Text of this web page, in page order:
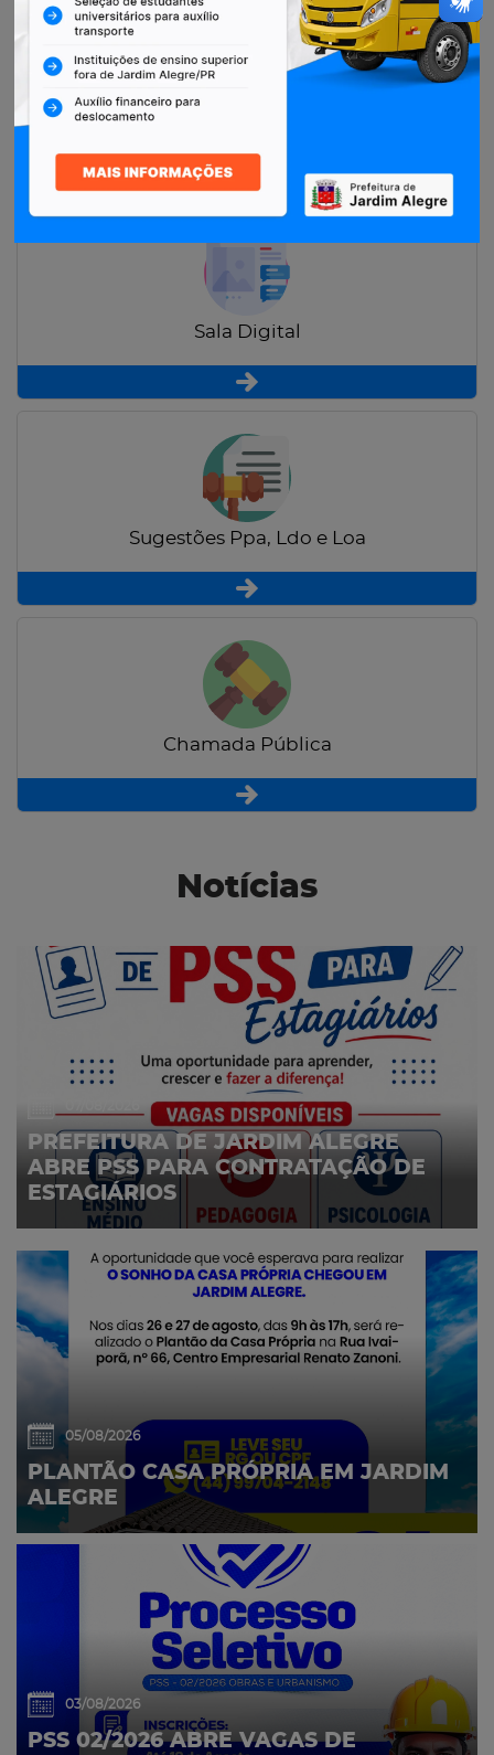
Restituição de Contribuintes
Sala Digital
Sugestões Ppa, Ldo e Loa
Chamada Pública
Notícias
PREFEITURA DE JARDIM ALEGRE
ABRE PSS PARA CONTRATAÇÃO DE
ESTAGIÁRIOS
05/08/2026
PLANTÃO CASA PRÓPRIA EM JARDIM
ALEGRE
03/08/2026
PSS 02/2026 ABRE VAGAS DE